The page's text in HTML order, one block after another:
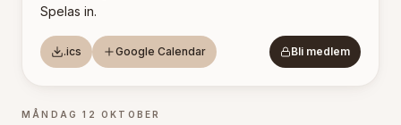
Spelas in.
.ics Google Calendar Bli medlem
MÅNDAG 12 OKTOBER